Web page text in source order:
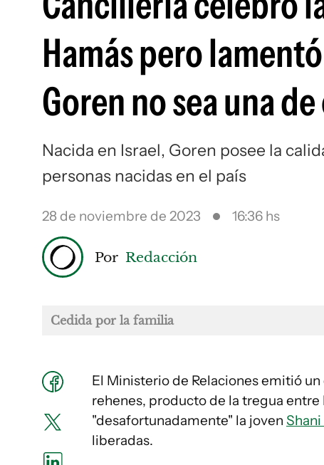
Hamás pero
Goren no sea una
Nacida en Israel, Goren posee la
personas nacidas en el país
28 de noviembre de 2023 16:36 hs
Por Redacción
Cedida por la familia
El Ministerio de Relaciones emitió
rehenes, producto de la tregua entre
"desafortunadamente" la joven
liberadas.